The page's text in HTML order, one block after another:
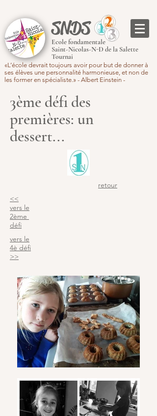
SNDS
Ecole fondamentale
Saint-Nicolas-N-D de la Salette
Tournai
«L’école devrait toujours avoir pour but de donner à
ses élèves une personnalité harmonieuse, et non de
les former en spécialiste.» - Albert Einstein -
3ème défi des
premières: un
dessert...
retour
<<
vers le
2ème
défi
vers le
4è défi
>>